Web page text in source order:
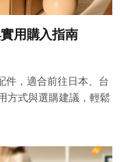
用購入指南
件，適合前往日本、台
方式與選購建議，輕鬆